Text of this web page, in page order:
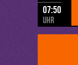
07:50
Uhr